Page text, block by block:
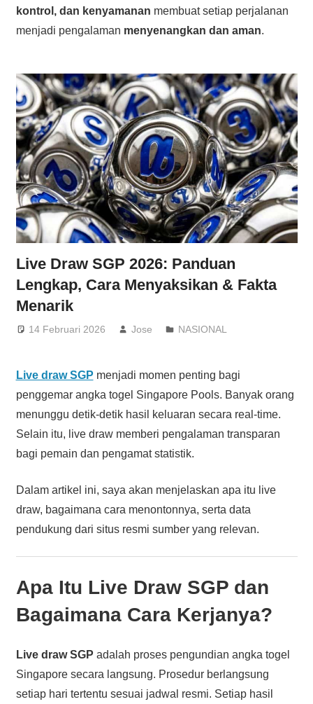
kontrol, dan kenyamanan membuat setiap perjalanan
menjadi pengalaman menyenangkan dan aman.
Live Draw SGP 2026: Panduan
Lengkap, Cara Menyaksikan & Fakta
Menarik
14 Februari 2026 Jose NASIONAL
Live draw SGP menjadi momen penting bagi
penggemar angka togel Singapore Pools. Banyak orang
menunggu detik-detik hasil keluaran secara real-time.
Selain itu, live draw memberi pengalaman transparan
bagi pemain dan pengamat statistik.
Dalam artikel ini, saya akan menjelaskan apa itu live
draw, bagaimana cara menontonnya, serta data
pendukung dari situs resmi sumber yang relevan.
Apa Itu Live Draw SGPdan
Bagaimana Cara Kerjanya?
Live draw SGP adalah proses pengundian angka togel
Singapore secara langsung. Prosedur berlangsung
setiap hari tertentu sesuai jadwal resmi. Setiap hasil